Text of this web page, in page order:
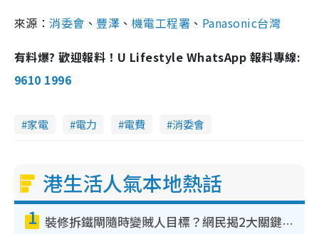
來源：消委會 、 豐澤 、 機電工程署 、 Panasonic台灣
有料爆? 歡迎報料！U Lifestyle WhatsApp 報料專線:
9610 1996
家電 電力 電費 消委會
港生活人氣本地熱話
1 裝修拆鐵閘隨時變賊人目標？網民揭2大關鍵用途：裝新式等於白裝？附新舊鐵閘分別